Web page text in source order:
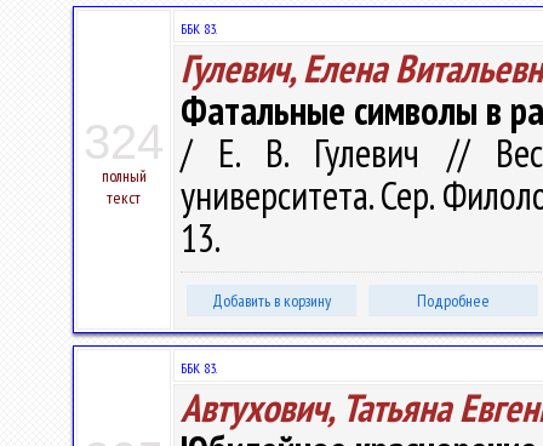
324
полный
текст
ББК 83.
Гулевич, Елена
Фатальные символы в
/ Е. В. Гулевич //
университета. Сер.
13.
Добавить в корзину Подробнее
ББК 83.
Автухович, Татьяна